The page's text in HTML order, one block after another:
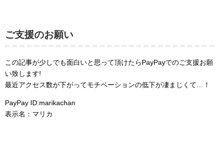
ご支援のお願い
この記事が少しでも面白いと思って頂けたらPayPayでのご支援お願
い致します!
最近アクセス数が下がってモチベーションの低下が凄まじくて…！
PayPay ID:marikachan
表示名：マリカ